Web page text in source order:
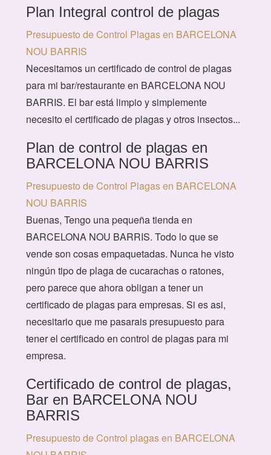
Plan Integral control de plagas
Presupuesto de Control Plagas en BARCELONA
NOU BARRIS
Necesitamos un certificado de control de plagas
para mi bar/restaurante en BARCELONA NOU
BARRIS. El bar está limpio y simplemente
necesito el certificado de plagas y otros insectos...
Plan de control de plagas en
BARCELONA NOU BARRIS
Presupuesto de Control Plagas en BARCELONA
NOU BARRIS
Buenas, Tengo una pequeña tienda en
BARCELONA NOU BARRIS. Todo lo que se
vende son cosas empaquetadas. Nunca he visto
ningún tipo de plaga de cucarachas o ratones,
pero parece que ahora obligan a tener un
certificado de plagas para empresas. Si es asi,
necesitario que me pasarais presupuesto para
tener el certificado en control de plagas para mi
empresa.
Certificado de control de plagas,
Bar en BARCELONA NOU
BARRIS
Presupuesto de Control plagas en BARCELONA